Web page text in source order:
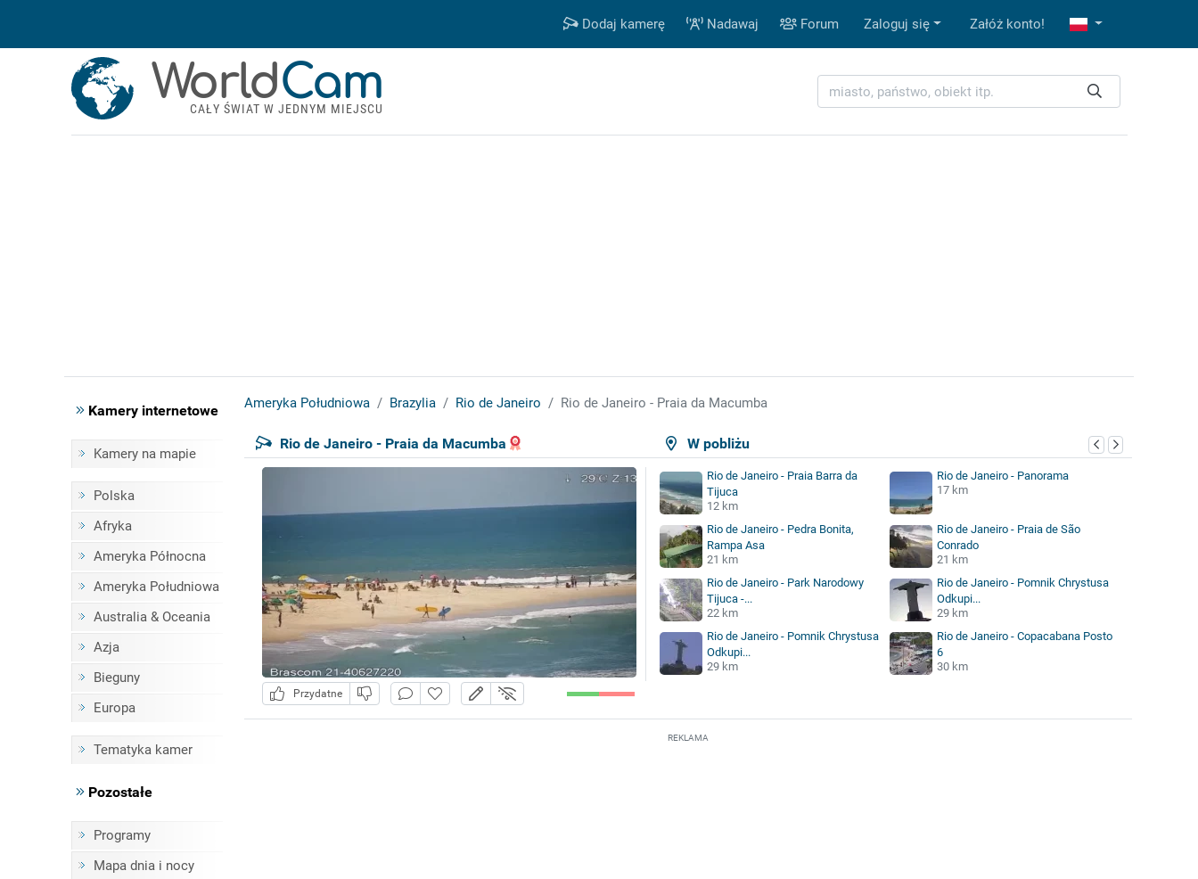
Dodaj kamerę Nadawaj Forum Zaloguj się Załóż konto!
WorldCam
CAŁY ŚWIAT W JEDNYM MIEJSCU
Kamery internetowe
Kamery na mapie
Polska
Afryka
Ameryka Północna
Ameryka Południowa
Australia & Oceania
Azja
Bieguny
Europa
Tematyka kamer
Pozostałe
Programy
Mapa dnia i nocy
Ameryka Południowa Brazylia Rio de Janeiro Rio de Janeiro - Praia da Macumba
W pobliżu
Rio de Janeiro - Praia da Macumba
Przydatne
Rio de Janeiro - Praia Barra da
Tijuca
12 km
Rio de Janeiro - Panorama
17 km
Rio de Janeiro - Pedra Bonita,
Rampa Asa
21 km
Rio de Janeiro - Praia de São
Conrado
21 km
Rio de Janeiro - Park Narodowy
Tijuca -...
22 km
Rio de Janeiro - Pomnik Chrystusa
Odkupi...
29 km
Rio de Janeiro - Pomnik Chrystusa
Odkupi...
29 km
Rio de Janeiro - Copacabana Posto
6
30 km
REKLAMA